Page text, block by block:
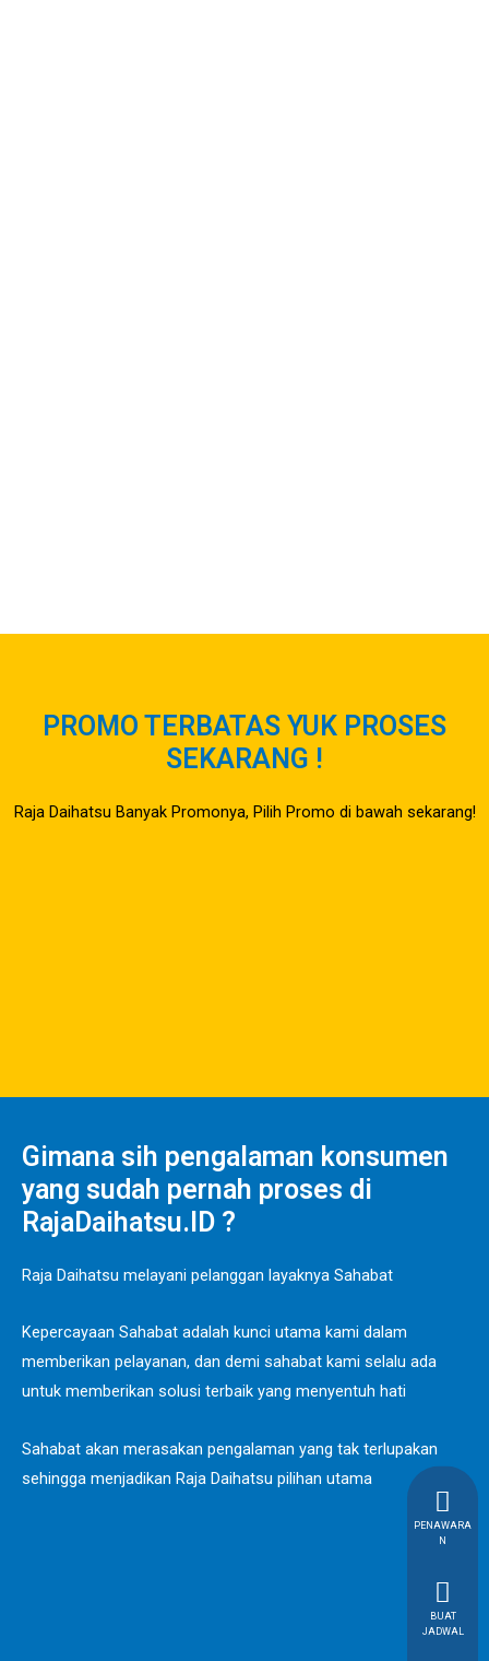
PROMO TERBATAS YUK PROSES
SEKARANG !
Raja Daihatsu Banyak Promonya, Pilih Promo di bawah sekarang!
Gimana sih pengalaman konsumen
yang sudah pernah proses di
RajaDaihatsu.ID ?
Raja Daihatsu melayani pelanggan layaknya Sahabat
Kepercayaan Sahabat adalah kunci utama kami dalam
memberikan pelayanan, dan demi sahabat kami selalu ada
untuk memberikan solusi terbaik yang menyentuh hati
Sahabat akan merasakan pengalaman yang tak terlupakan
sehingga menjadikan Raja Daihatsu pilihan utama
PENAWARA
N
BUAT
JADWAL